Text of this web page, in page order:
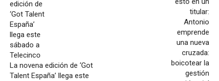
La novena edición de ‘Got
Talent España’ llega este